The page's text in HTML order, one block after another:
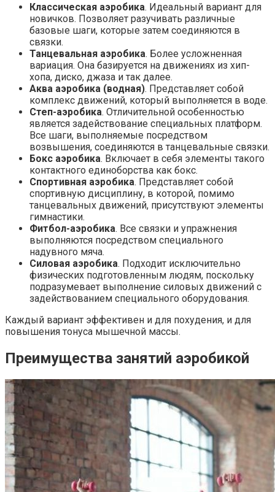
Классическая аэробика. Идеальный вариант для
новичков. Позволяет разучивать различные
базовые шаги, которые затем соединяются в
связки.
Танцевальная аэробика. Более усложненная
вариация. Она базируется на движениях из хип-
хопа, диско, джаза и так далее.
Аква аэробика (водная). Представляет собой
комплекс движений, который выполняется в воде.
Степ-аэробика. Отличительной особенностью
является задействование специальных платформ.
Все шаги, выполняемые посредством
возвышения, соединяются в танцевальные связки.
Бокс аэробика. Включает в себя элементы такого
контактного единоборства как бокс.
Спортивная аэробика. Представляет собой
спортивную дисциплину, в которой, помимо
танцевальных движений, присутствуют элементы
гимнастики.
Фитбол-аэробика. Все связки и упражнения
выполняются посредством специального
надувного мяча.
Силовая аэробика. Подходит исключительно
физических подготовленным людям, поскольку
подразумевает выполнение силовых движений с
задействованием специального оборудования.
Каждый вариант эффективен и для похудения, и для
повышения тонуса мышечной массы.
Преимущества занятий аэробикой